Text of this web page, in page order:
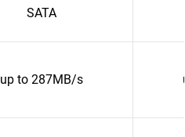
SATA
up to 287MB/s